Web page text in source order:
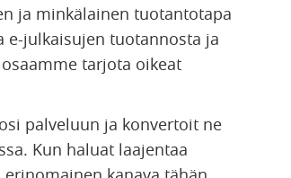
ja minkälainen tuotantotapa
e-julkaisujen tuotannosta ja
tarjota oikeat
palveluun ja konvertoit ne
Kun haluat laajentaa